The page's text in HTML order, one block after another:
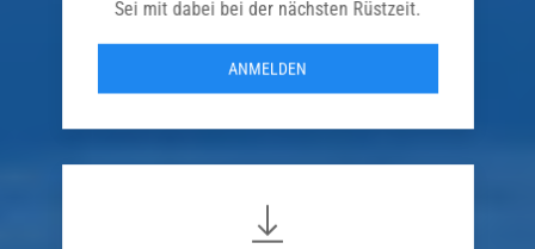
Sei mit dabei bei der nächsten Rüstzeit.
ANMELDEN